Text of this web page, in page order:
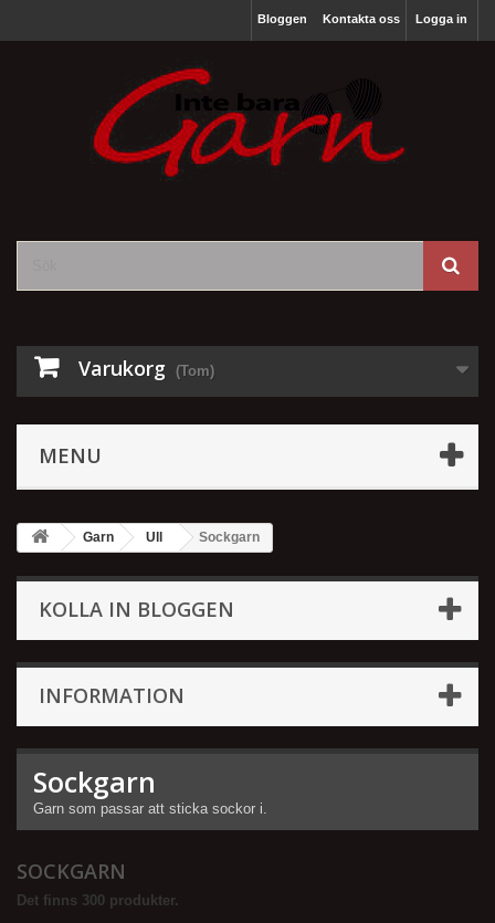
Logga in
Bloggen Kontakta oss
Varukorg (Tom)
MENU
Garn Ull Sockgarn
KOLLA IN BLOGGEN
INFORMATION
Sockgarn
Garn som passar att sticka sockor i.
SOCKGARN
Det finns 300 produkter.